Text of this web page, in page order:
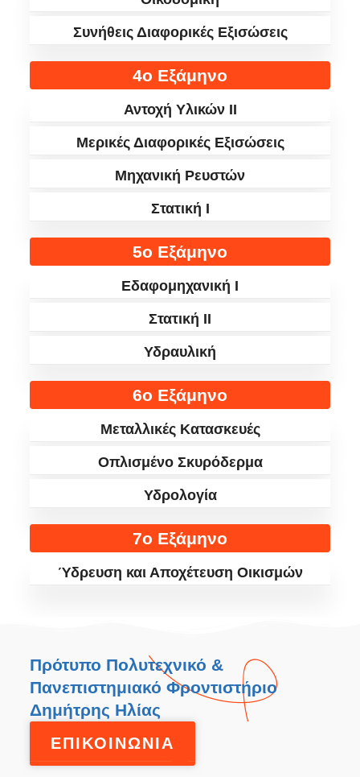
Συνήθεις Διαφορικές Εξισώσεις
4ο Εξάμηνο
Αντοχή Υλικών ΙΙ
Μερικές Διαφορικές Εξισώσεις
Μηχανική Ρευστών
Στατική Ι
5ο Εξάμηνο
Εδαφομηχανική Ι
Στατική ΙΙ
Υδραυλική
6ο Εξάμηνο
Μεταλλικές Κατασκευές
Οπλισμένο Σκυρόδερμα
Υδρολογία
7ο Εξάμηνο
Ύδρευση και Αποχέτευση Οικισμών
Πρότυπο Πολυτεχνικό &
Πανεπιστημιακό Φροντιστήριο
Δημήτρης Ηλίας
ΕΠΙΚΟΙΝΩΝΙΑ